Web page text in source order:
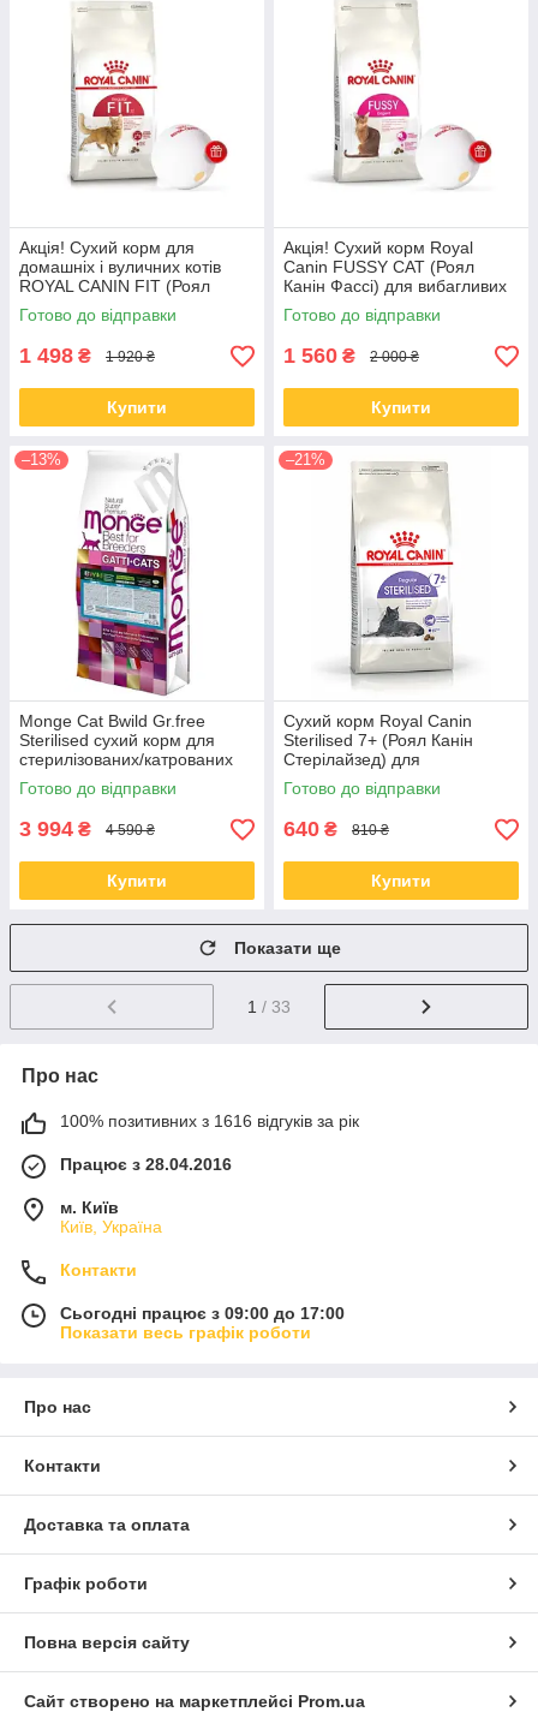
Акція! Сухий корм для
домашніх і вуличних котів
ROYAL CANIN FIT (Роял
канін) 4 кг + діспенсер
Готово до відправки
1 498 ₴ 1 920 ₴
Купити
Акція! Сухий корм Royal
Canin FUSSY CAT (Роял
Канін Фассі) для вибагливих
кішок 4 кг + діспенсер
Готово до відправки
1 560 ₴ 2 000 ₴
Купити
–13%
Monge Cat Bwild Gr.free
Sterilised сухий корм для
стерилізованих/катрованих
котів тунець і горох 10 кг
Готово до відправки
3 994 ₴ 4 590 ₴
Купити
–21%
Сухий корм Royal Canin
Sterilised 7+ (Роял Канін
Стерілайзед) для
кастрованих кішок від 7 років,
1,5 КГ
Готово до відправки
640 ₴ 810 ₴
Купити
Показати ще
1 / 33
Про нас
100% позитивних з 1616 відгуків за рік
Працює з 28.04.2016
м. Київ
Київ, Україна
Контакти
Сьогодні працює з 09:00 до 17:00
Показати весь графік роботи
Про нас
Контакти
Доставка та оплата
Графік роботи
Повна версія сайту
Сайт створено на маркетплейсі Prom.ua